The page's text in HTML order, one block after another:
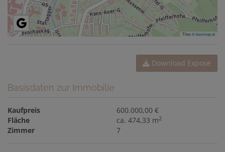
Tiles ©basemap.at
Download Expose
Basisdaten zur Immobilie
Kaufpreis
600.000,00 €
Fläche
ca. 474,33 m2
Zimmer 7